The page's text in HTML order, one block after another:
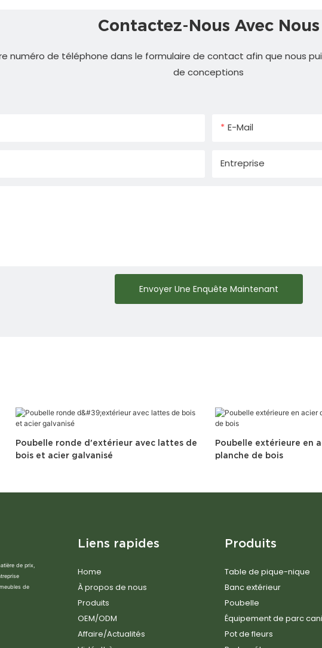
Contactez-Nous Avec Nous
numéro de téléphone dans le formulaire de contact afin que nous
de conceptions
E-Mail
Entreprise
Envoyer Une Enquête Maintenant
Poubelle ronde d'extérieur avec lattes de
bois et acier galvanisé
Poubelle extérieure en
planche de bois
de prix,
de
Liens rapides
Home
À propos de nous
Produits
OEM/ODM
Affaire/Actualités
Produits
Table de pique-nique
Banc extérieur
Poubelle
Équipement de parc
Pot de fleurs